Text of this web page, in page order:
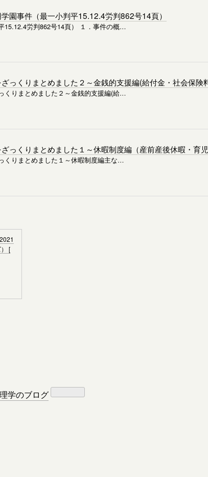
学園事件（最一小判平15.12.4労判862号14頁）
15.12.4労判862号14頁） １．事件の概…
っくりまとめました２～金銭的支援編(給付金・社会保険
くりまとめました２～金銭的支援編(給…
っくりまとめました１～休暇制度編（産前産後休暇・育
くりまとめました１～休暇制度編主な…
[
学のブログ